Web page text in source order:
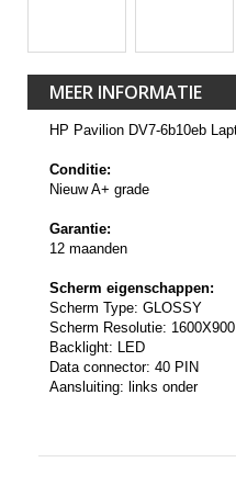
MEER INFORMATIE
HP Pavilion DV7-6b10eb
Conditie:
Nieuw A+ grade
Garantie:
12 maanden
Scherm eigenschappen:
Scherm Type: GLOSSY
Scherm Resolutie: 1600X900
Backlight: LED
Data connector: 40 PIN
Aansluiting: links onder